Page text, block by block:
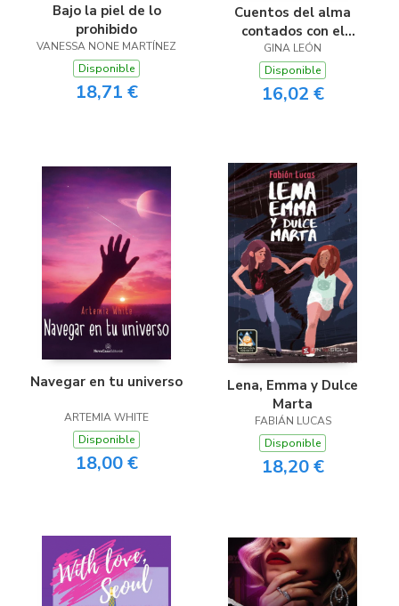
Bajo la piel de lo
prohibido
VANESSA NONE MARTÍNEZ
Disponible
18,71 €
Cuentos del alma
contados con el
corazón
GINA LEÓN
Disponible
16,02 €
Navegar en tu universo
ARTEMIA WHITE
Disponible
18,00 €
Lena, Emma y Dulce
Marta
FABIÁN LUCAS
Disponible
18,20 €